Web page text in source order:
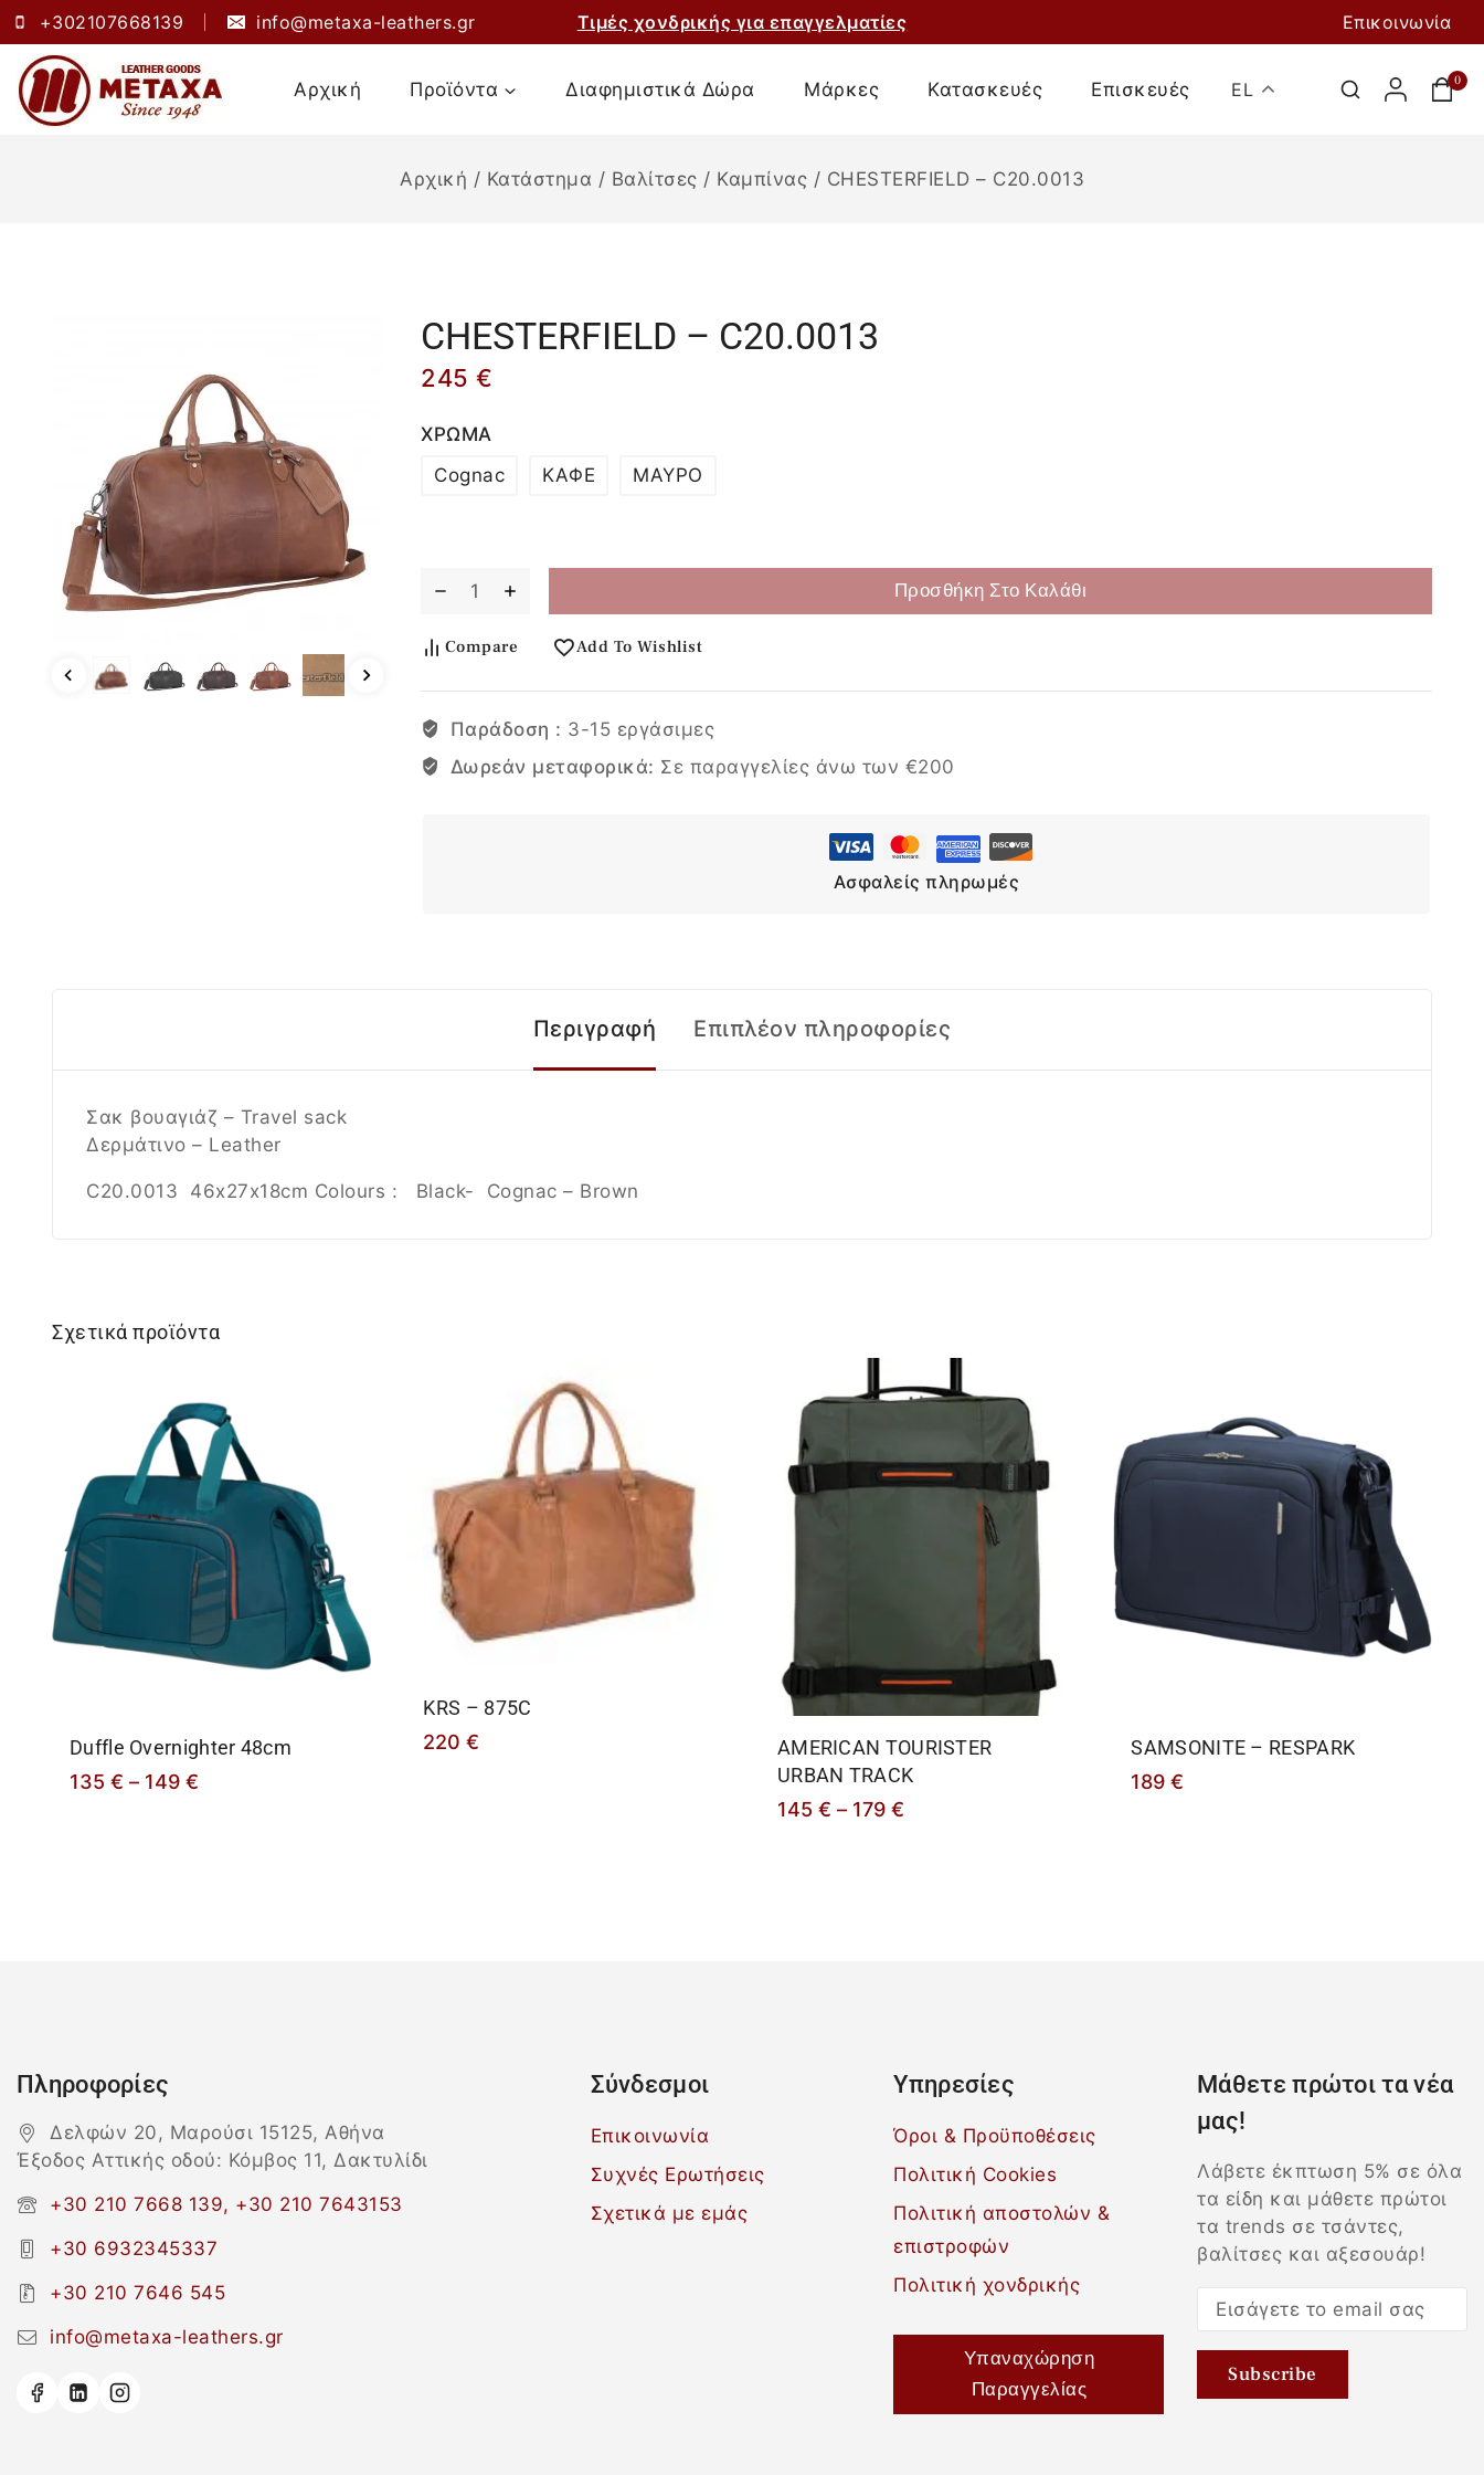
+302107668139 info@metaxa-leathers.gr Τιμές χονδρικής για επαγγελματίες Επικοινωνία
Αρχική Προϊόντα Διαφημιστικά Δώρα Μάρκες Κατασκευές Επισκευές EL 0
Αρχική / Κατάστημα / Βαλίτσες / Καμπίνας / CHESTERFIELD – C20.0013
CHESTERFIELD – C20.0013
245 €
ΧΡΩΜΑ
Cognac
ΚΑΦΕ ΜΑΥΡΟ
Προσθήκη Στο Καλάθι
Compare Add To Wishlist
Παράδοση : 3-15 εργάσιμες
Δωρεάν μεταφορικά: Σε παραγγελίες άνω των €200
Ασφαλείς πληρωμές
Περιγραφή Επιπλέον πληροφορίες
Σακ βουαγιάζ – Travel sack
Δερμάτινο – Leather
C20.0013 46x27x18cm Colours : Black- Cognac – Βrown
Σχετικά προϊόντα
Duffle Overnighter 48cm
135 € – 149 €
KRS – 875C
220€
AMERICAN TOURISTER
URBAN TRACK
145 € – 179 €
SAMSONITE – RESPARK
189€
Πληροφορίες
Δελφών 20, Μαρούσι 15125, Αθήνα
Έξοδος Αττικής οδού: Κόμβος 11, Δακτυλίδι
+30 210 7668 139, +30 210 7643153
+30 6932345337
+30 210 7646 545
info@metaxa-leathers.gr
Σύνδεσμοι
Επικοινωνία
Συχνές Ερωτήσεις
Σχετικά με εμάς
Υπηρεσίες
Όροι & Προϋποθέσεις
Πολιτική Cookies
Πολιτική αποστολών &
επιστροφών
Πολιτική χονδρικής
Υπαναχώρηση
Παραγγελίας
Μάθετε πρώτοι τα νέα
μας!
Λάβετε έκπτωση 5% σε όλα
τα είδη και μάθετε πρώτοι
τα trends σε τσάντες,
βαλίτσες και αξεσουάρ!